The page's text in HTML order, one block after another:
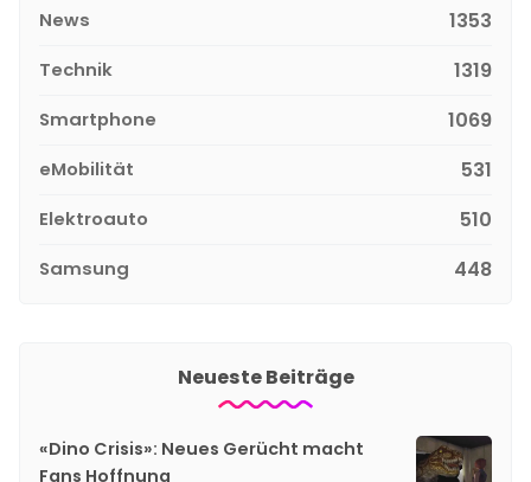
News 1353
Technik 1319
Smartphone 1069
eMobilität 531
Elektroauto 510
Samsung 448
Neueste Beiträge
«Dino Crisis»: Neues Gerücht macht
Fans Hoffnung